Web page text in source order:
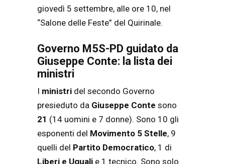
giovedì 5 settembre, alle ore 10, nel
“Salone delle Feste” del Quirinale.
Governo M5S-PD guidato da
Giuseppe Conte: la lista dei
ministri
I ministri del secondo Governo
presieduto da Giuseppe Conte sono
21 (14 uomini e 7 donne). Sono 10 gli
esponenti del Movimento 5 Stelle, 9
quelli del Partito Democratico, 1 di
Liberi e Uguali e 1 tecnico. Sono solo